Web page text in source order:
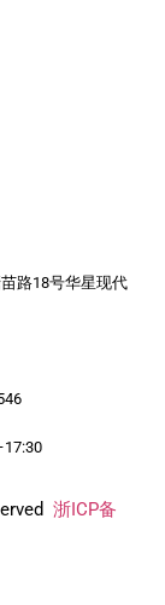
路18号华星现代
浙ICP备